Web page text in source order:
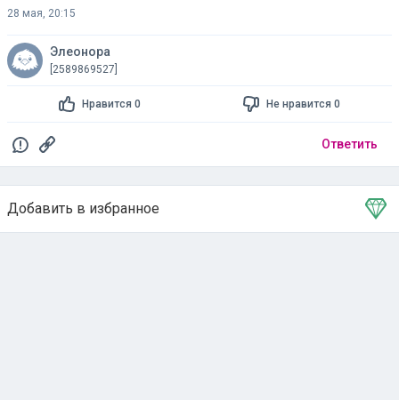
28 мая, 20:15
Элеонора
[2589869527]
Нравится 0 Не нравится 0
Ответить
Добавить в избранное
Тема в избранном